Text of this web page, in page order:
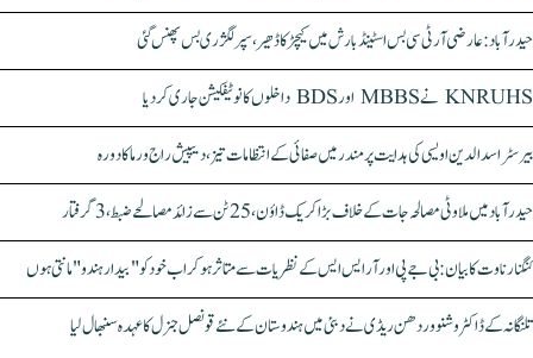
حیدرآباد: عارضی آر ٹی سی بس اسٹینڈ بارش میں کیچڑ کا ڈھیر، سپر لگژری بس پھنس گئی
KNRUHS نے MBBS اور BDS داخلوں کا نوٹیفکیشن جاری کر دیا
بیرسٹر اسدالدین اویسی کی ہدایت پر مندر میں صفائی کے انتظامات تیز، دیپیش راج ورما کا دورہ
حیدرآباد میں ملاوٹی مصالحہ جات کے خلاف بڑا کریک ڈاؤن، 25 ٹن سے زائد مصالحے ضبط، 3 گرفتار
کنگنا رناوت کا بیان: بی جے پی اور آر ایس ایس کے نظریات سے متاثر ہو کر اب خود کو "بیدار ہندو" مانتی ہوں
تلنگانہ کے ڈاکٹر وشنو وردھن ریڈی نے دبئی میں ہندوستان کے نئے قونصل جنرل کا عہدہ سنبھال لیا